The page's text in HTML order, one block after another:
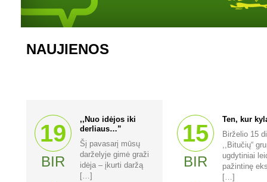
NAUJIENOS
19
BIR
,,Nuo idėjos iki
derliaus…”
Šį pavasarį mūsų
darželyje gimė graži
idėja – įkurti daržą
[…]
15
BIR
Ten, kur
Birželio 15
,,Bitučių“
ugdytiniai
pažintinę
[…]